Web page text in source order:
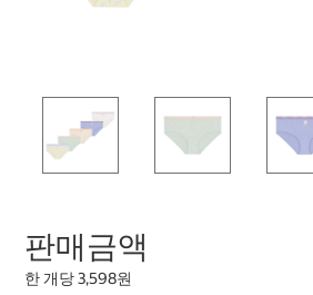
판매금액
한 개당 3,598원